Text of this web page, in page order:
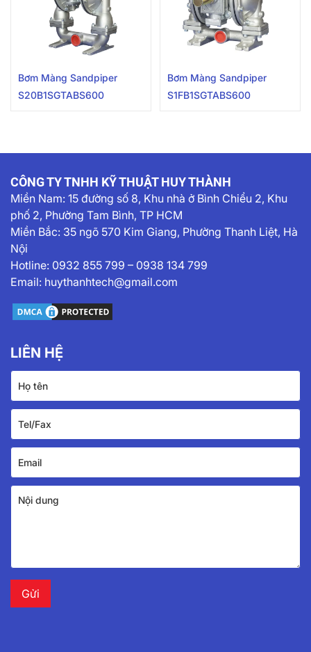
Bơm Màng Sandpiper
S20B1SGTABS600
Bơm Màng Sandpiper
S1FB1SGTABS600
CÔNG TY TNHH KỸ THUẬT HUY THÀNH
Miền Nam: 15 đường số 8, Khu nhà ở Bình Chiểu 2, Khu
phố 2, Phường Tam Bình, TP HCM
Miền Bắc: 35 ngõ 570 Kim Giang, Phường Thanh Liệt, Hà
Nội
Hotline: 0932 855 799 – 0938 134 799
Email: huythanhtech@gmail.com
LIÊN HỆ